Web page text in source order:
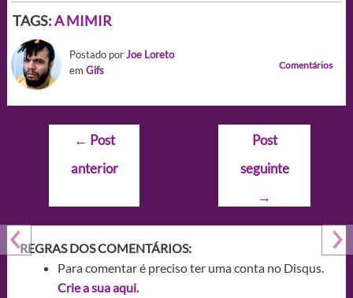
TAGS:A MIMIR
Postado porJoe Loreto
em Gifs Comentários
Navegação
Post
← Post
anterior
Post
seguinte
→
REGRAS DOS COMENTÁRIOS:
Para comentar é preciso ter uma conta no Disqus.
Crie a sua aqui.